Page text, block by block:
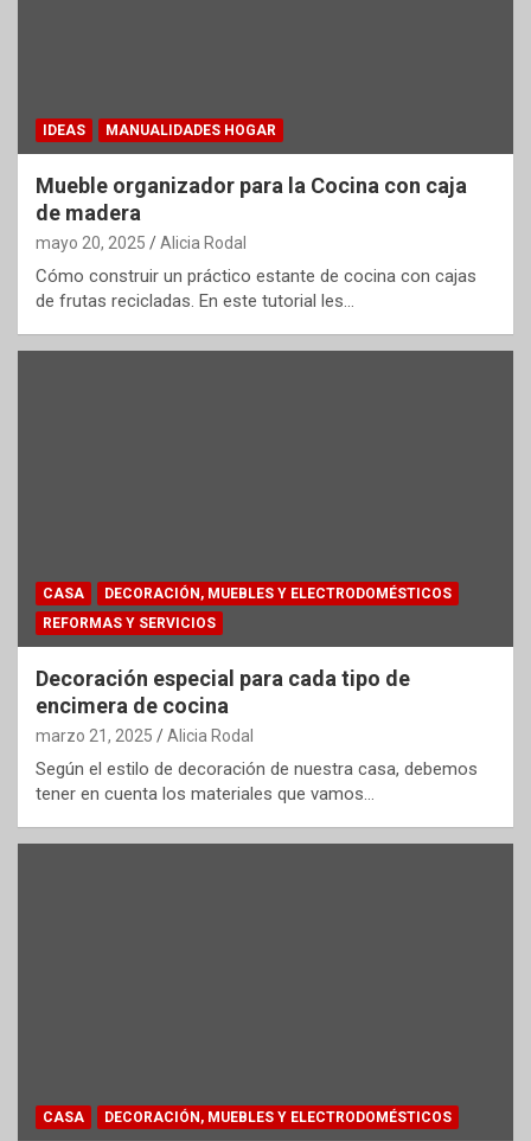
IDEAS MANUALIDADES HOGAR
Mueble organizador para la Cocina con caja
de madera
mayo 20, 2025 Alicia Rodal
Cómo construir un práctico estante de cocina con cajas
de frutas recicladas. En este tutorial les…
CASA
DECORACIÓN, MUEBLES Y ELECTRODOMÉSTICOS
REFORMAS Y SERVICIOS
Decoración especial para cada tipo de
encimera de cocina
marzo 21, 2025 Alicia Rodal
Según el estilo de decoración de nuestra casa, debemos
tener en cuenta los materiales que vamos…
CASA DECORACIÓN, MUEBLES Y ELECTRODOMÉSTICOS